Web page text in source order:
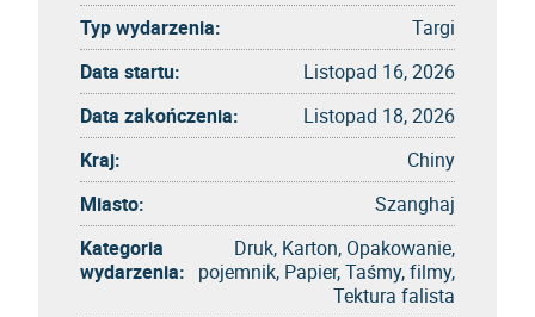
Typ wydarzenia:
Targi
Data startu:
Listopad 16, 2026
Data zakończenia:
Listopad 18, 2026
Kraj:
Chiny
Miasto:
Szanghaj
Kategoria
wydarzenia:
Druk, Karton, Opakowanie,
pojemnik, Papier, Taśmy, filmy,
Tektura falista